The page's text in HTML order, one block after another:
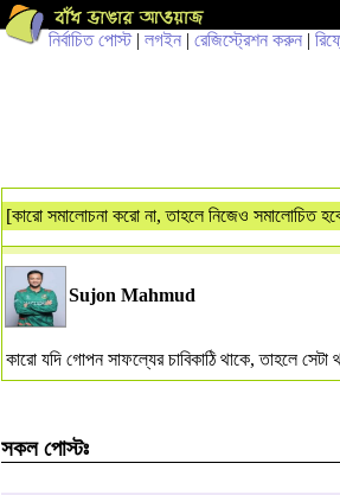
নির্বাচিত পোস্ট| লগইন | রেজিস্ট্রেশন করুন |
[কারো সমালোচনা করো না, তাহলে নিজেও সমালোচিত
Sujon Mahmud
কারো যদি গোপন সাফল্যের চাবিকাঠি থাকে, তাহলে
সকল পোস্টঃ